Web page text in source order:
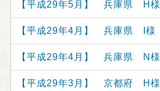
【平成29年5月】 兵庫県 H様
【平成29年4月】 兵庫県 I様
【平成29年4月】 兵庫県 N様
【平成29年3月】 京都府 H様